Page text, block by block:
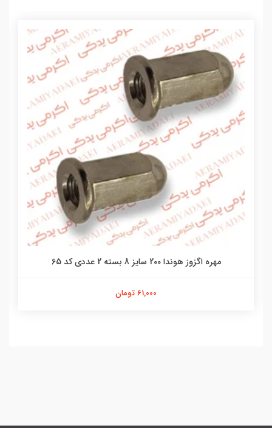
مهره اگزوز هوندا 200 سایز 8 بسته 2 عددی کد 65
61,000 تومان